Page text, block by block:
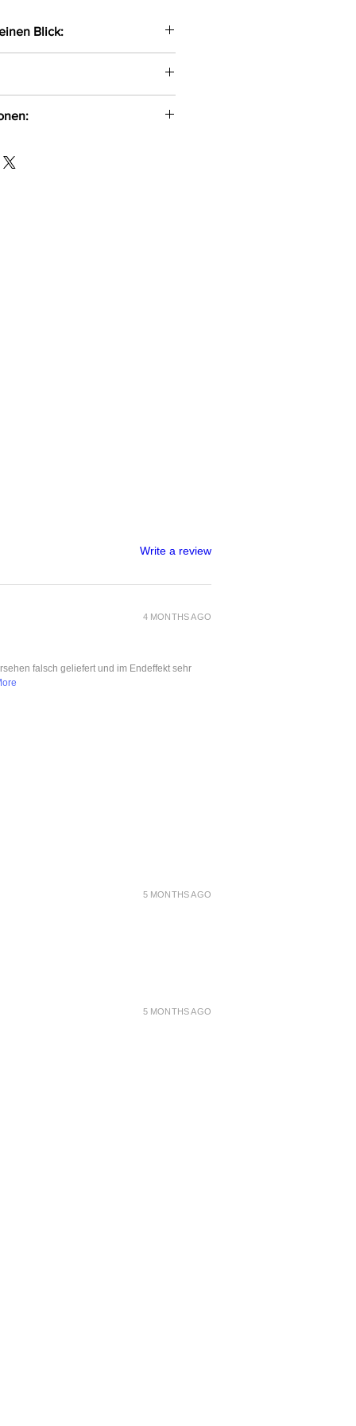
Blick:
eleganten Spitzenrand
59174 kotek@kotek.de
Write a review
4 MONTHS AGO
falsch geliefert und im Endeffekt sehr
5 MONTHS AGO
5 MONTHS AGO